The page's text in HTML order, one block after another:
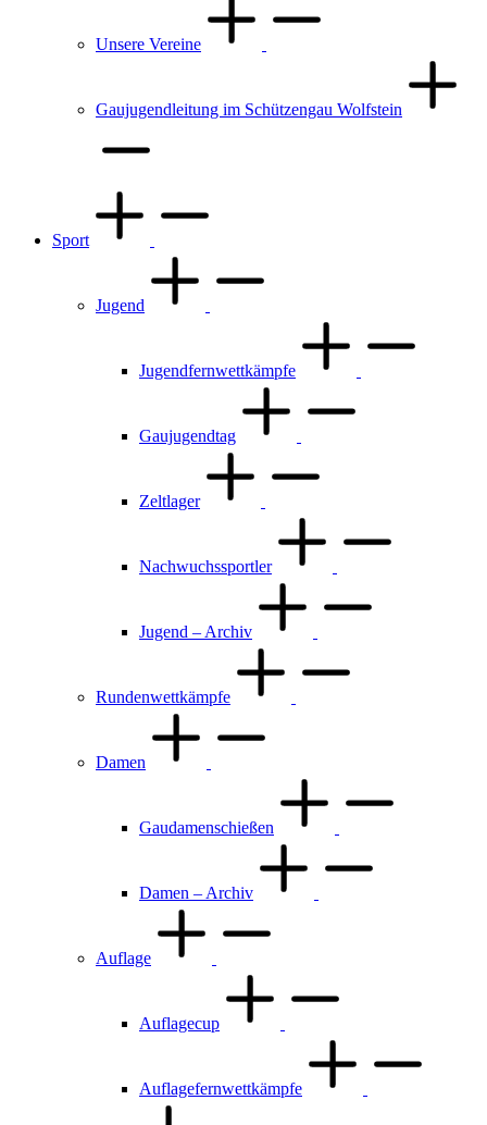
Unsere Vereine
Gaujugendleitung im Schützengau Wolfstein
Sport
Jugend
Jugendfernwettkämpfe
Gaujugendtag
Zeltlager
Nachwuchssportler
Jugend – Archiv
Rundenwettkämpfe
Damen
Gaudamenschießen
Damen – Archiv
Auflage
Auflagecup
Auflagefernwettkämpfe